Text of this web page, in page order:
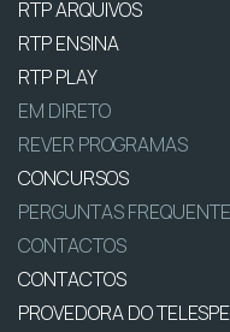
RTP ARQUIVOS
RTP ENSINA
RTP PLAY
EM DIRETO
REVER PROGRAMAS
CONCURSOS
PERGUNTAS
CONTACTOS
CONTACTOS
PROVEDORA DO